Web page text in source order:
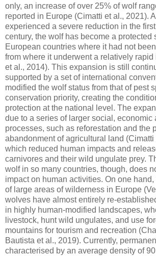
only, an increase of over 25% of wolf
reported in Europe (Cimatti et al., 2021).
experienced a severe reduction in the
century, the wolf has become a protected
European countries where it had not
from where it underwent a relatively
et al., 2014). This expansion is still
supported by a set of international
modified the wolf status from that of pest
conservation priority, creating the
protection at the national level. The
due to a series of larger social, economic
processes, such as reforestation and the
abandonment of agricultural land (Cimatti
which reduced human impacts and
carnivores and their wild ungulate prey.
wolf in so many countries, though, does
impact on human activities. On one
of large areas of wilderness in Europe
wolves have almost entirely re-
in highly human-modified landscapes,
livestock, hunt wild ungulates, and use
mountains for tourism and recreation
Bautista et al., 2019). Currently,
characterised by an average density of 90